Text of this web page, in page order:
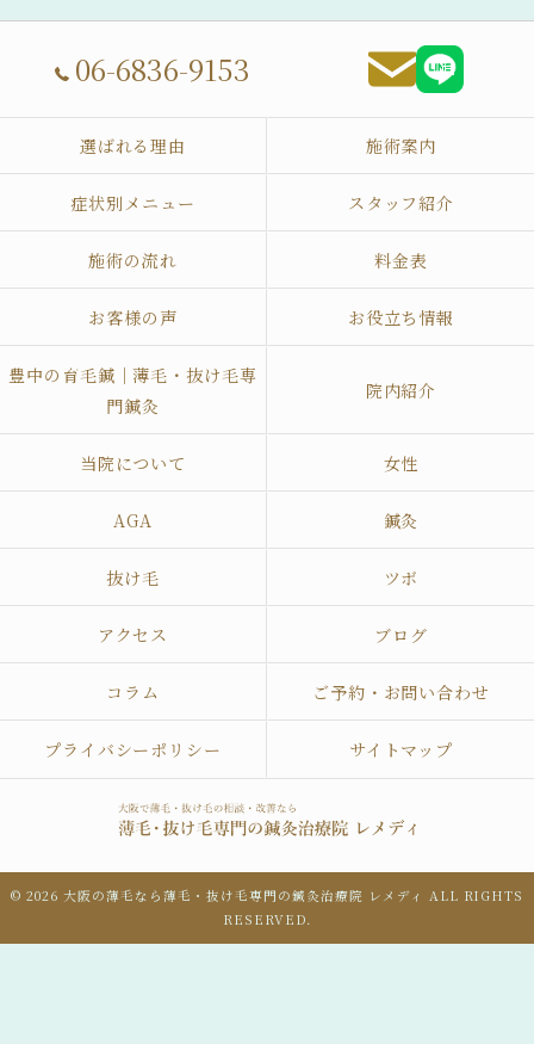
06-6836-9153
選ばれる理由 施術案内
症状別メニュー スタッフ紹介
施術の流れ 料金表
お客様の声 お役立ち情報
豊中の育毛鍼｜薄毛・抜け毛専
門鍼灸
院内紹介
当院について 女性
AGA 鍼灸
抜け毛 ツボ
アクセス ブログ
コラム ご予約・お問い合わせ
プライバシーポリシー サイトマップ
© 2026 大阪の薄毛なら薄毛・抜け毛専門の鍼灸治療院 レメディ ALL RIGHTS
RESERVED.